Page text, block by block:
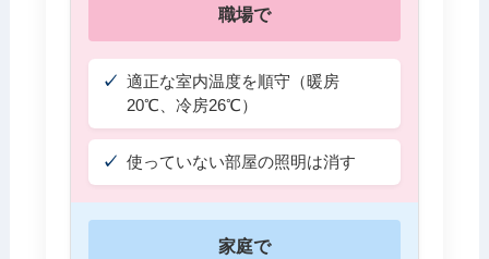
職場で
適正な室内温度を順守（暖房
20℃、冷房26℃）
使っていない部屋の照明は消す
家庭で